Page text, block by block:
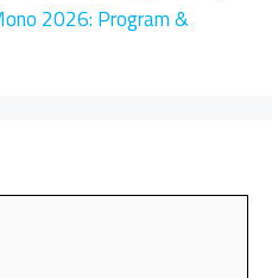
2026: Program &